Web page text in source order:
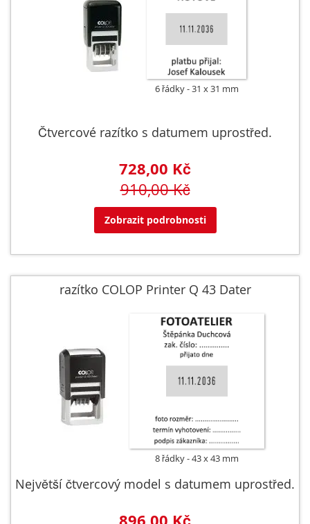
6 řádky 31 x 31 mm
Čtvercové razítko s datumem uprostřed.
728,00 Kč
910,00 Kč
Zobrazit podrobnosti
razítko COLOP Printer Q 43 Dater
8 řádky 43 x 43 mm
Největší čtvercový model s datumem uprostřed.